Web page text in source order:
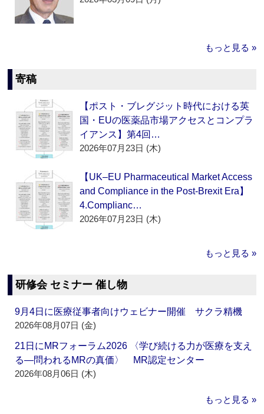
もっと見る »
寄稿
【ポスト・ブレグジット時代における英
国・EUの医薬品市場アクセスとコンプラ
イアンス】第4回…
2026年07月23日 (木)
【UK–EU Pharmaceutical Market Access
and Compliance in the Post-Brexit Era】
4.Complianc…
2026年07月23日 (木)
もっと見る »
研修会 セミナー 催し物
9月4日に医療従事者向けウェビナー開催 サクラ精機
2026年08月07日 (金)
21日にMRフォーラム2026 〈学び続ける力が医療を支え
る―問われるMRの真価〉 MR認定センター
2026年08月06日 (木)
もっと見る »